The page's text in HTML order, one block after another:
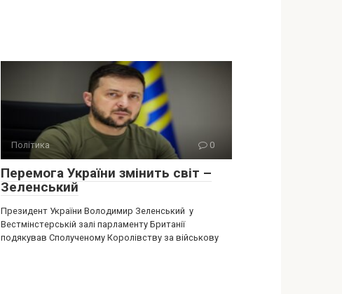
Політика 0
Перемога України змінить світ –
Зеленський
Президент України Володимир Зеленський у
Вестмінстерській залі парламенту Британії
подякував Сполученому Королівству за військову